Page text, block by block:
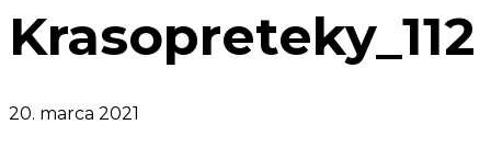
Krasopreteky_112
20. marca 2021